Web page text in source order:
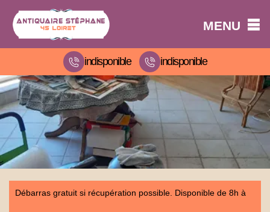
MENU
indisponible indisponible
Débarras gratuit si récupération possible. Disponible de 8h à